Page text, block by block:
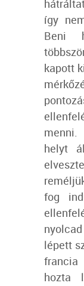
így
Beni
kapott
menni.
helyt
fog
lépett
francia
hozta